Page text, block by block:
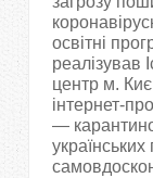
освітні
реалізував
центр м.
інтернет-
—